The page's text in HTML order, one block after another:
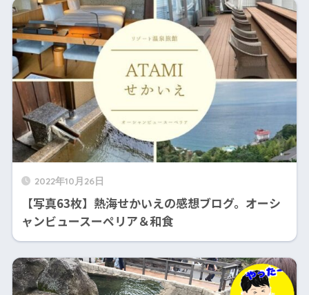
2022年10月26日
【写真63枚】熱海せかいえの感想ブログ。オーシ
ャンビュースーペリア＆和食